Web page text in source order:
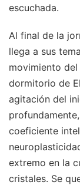
escuchada.
Al final de la
llega a sus
movimiento
dormitorio de
agitación del
coeficiente
extremo en la
cristales. Se